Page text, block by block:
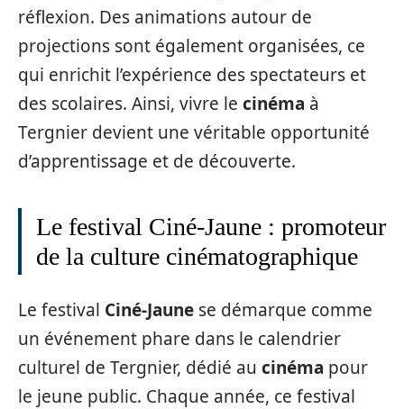
réflexion. Des animations autour de
projections sont également organisées, ce
qui enrichit l’expérience des spectateurs et
des scolaires. Ainsi, vivre le cinéma à
Tergnier devient une véritable opportunité
d’apprentissage et de découverte.
Le festival Ciné-Jaune : promoteur
de la culture cinématographique
Le festival Ciné-Jaune se démarque comme
un événement phare dans le calendrier
culturel de Tergnier, dédié au cinéma pour
le jeune public. Chaque année, ce festival